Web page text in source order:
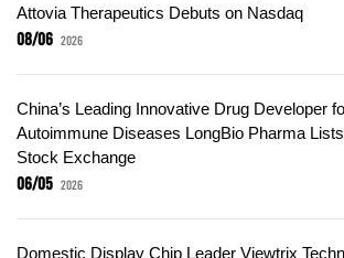
Attovia Therapeutics Debuts on Nasdaq
08/06 2026
China’s Leading Innovative Drug Developer
Autoimmune Diseases LongBio Pharma
Stock Exchange
06/05 2026
Domestic Display Chip Leader Viewtrix